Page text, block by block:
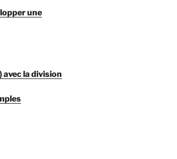
une
la division